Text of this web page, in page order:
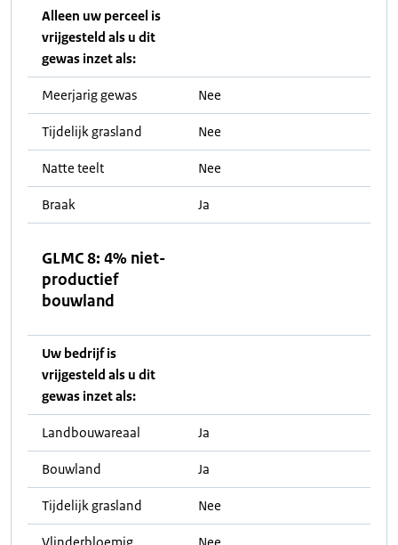
Alleen uw perceel is
vrijgesteld als u dit
gewas inzet als:
Meerjarig gewas Nee
Tijdelijk grasland Nee
Natte teelt Nee
Braak Ja
GLMC 8: 4% niet-
productief
bouwland
Uw bedrijf is
vrijgesteld als u dit
gewas inzet als:
Landbouwareaal Ja
Bouwland Ja
Tijdelijk grasland Nee